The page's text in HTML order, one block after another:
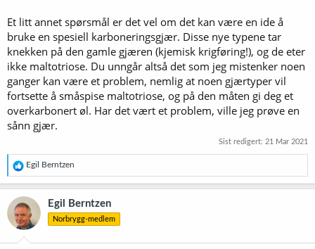
prosessen ferdig. Det klukker ikke lenger i gjærlåsen, og vi kan tappe
opp ølet.
I løpet av prosessen kan det også tilsettes andre smaksstoffer enn
humle. Det er nesten ingen grenser for hva fantasifulle bryggere har
kommet på å bruke. Humla er imidlertid den eneste nødvendige
tilsetningen, fordi den bidrar med bitterhet, som trengs for å
balansere sødmen og alkoholen i ølet. Andre urter har vært brukt,
men i dag er humla så å si enrådende.
Prosessen fra korn til øl går gjennom flere stadier, som vi kort skal
se på i det følgende.
Malting
Kornet må maltes for at stivelsen skal kunne omdannes til sukker.
Maltingen begynner med at kornet fuktes slik at det begynner å
spire - slik det gjør når det sås i fuktig jord. Vi lurer altså på sett og
Et litt annet spørsmål er det vel om det kan være en ide å
bruke en spesiell karboneringsgjær. Disse nye typene tar
knekken på den gamle gjæren (kjemisk krigføring!), og de eter
ikke maltotriose. Du unngår altså det som jeg mistenker noen
ganger kan være et problem, nemlig at noen gjærtyper vil
fortsette å småspise maltotriose, og på den måten gi deg et
overkarbonert øl. Har det vært et problem, ville jeg prøve en
sånn gjær.
Sist redigert: 21 Mar 2021
R
e
a
k
s
j
o
Egil Berntzen
Egil Berntzen
Norbrygg-medlem